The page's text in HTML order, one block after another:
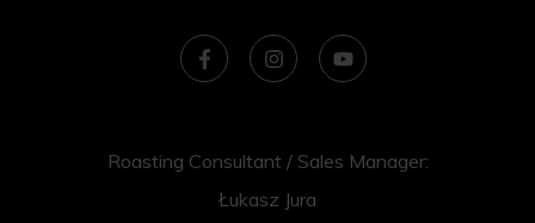
Roasting Consultant / Sales Manager:
Łukasz Jura